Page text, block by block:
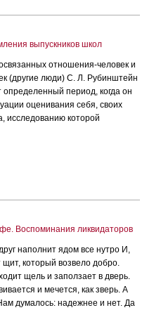
выпускников школ
отношения-человек и
(другие люди) С. Л. Рубинштейн
определенный период, когда он
оценивания себя, своих
исследованию которой
Воспоминания ликвидаторов
наполнит ядом все нутро И,
который возвело добро.
щель и заползает в дверь.
и мечется, как зверь. А
думалось: надежнее и нет. Да